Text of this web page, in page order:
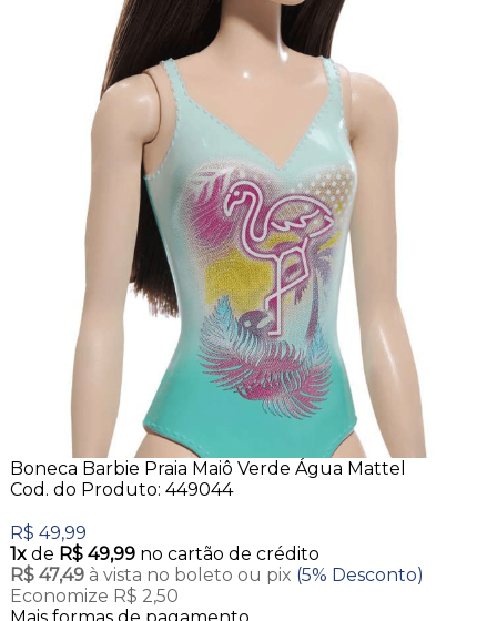
Boneca Barbie Praia Maiô Verde Água Mattel
Cod. do Produto: 449044
R$ 49,99
1xde R$ 49,99 no cartão de crédito
R$ 47,49 à vista no boleto ou pix (5% Desconto)
Economize R$ 2,50